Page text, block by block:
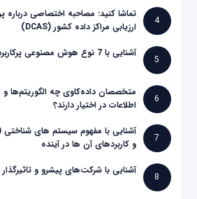
4
تماشا کنید: مصاحبه اختصاصی
ارزیابی مراکز داده کشور (DCAS)
5
آشنایی با 7 نوع هوش مصنوعی پرکاربرد
6
متخصصان داده‌کاوی چه الگوریتم‌ها
اطلاعات در اختیار دارند؟
7
و کاربردهای آن ها در آینده
8
آشنایی با شرکت‌های پیشرو و